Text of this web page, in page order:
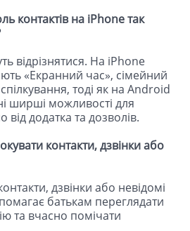
контактів на iPhone так
відрізнятися. На iPhone
«Екранний час», сімейний
тоді як на Android
ширші можливості для
додатка та дозволів.
контакти, дзвінки або
дзвінки або невідомі
батькам переглядати
та вчасно помічати